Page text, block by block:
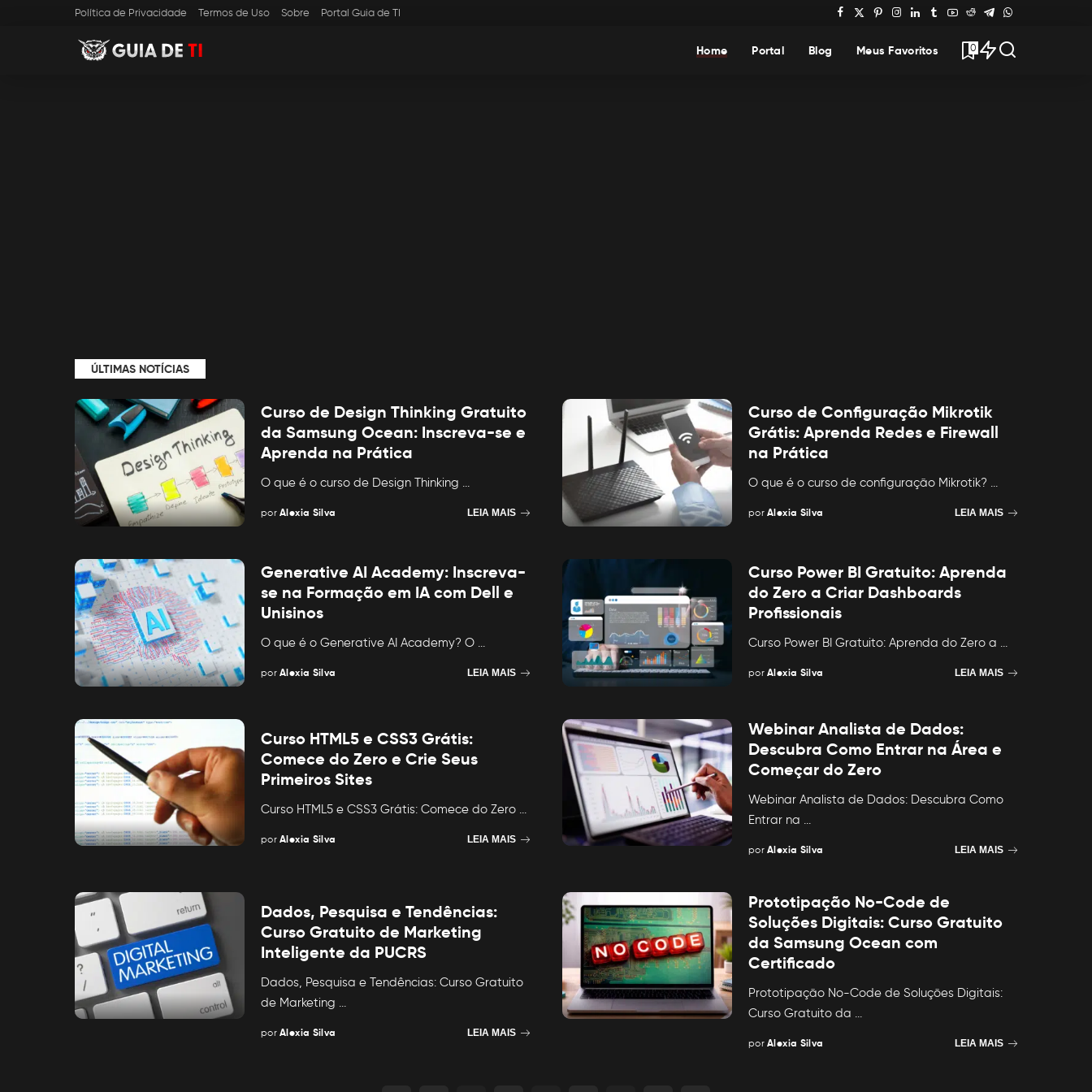
Política de Privacidade Termos de Uso Sobre Portal Guia de TI
Home Portal Blog Meus Favoritos 0
ÚLTIMAS NOTÍCIAS
Curso de Design Thinking Gratuito
da Samsung Ocean: Inscreva-se e
Aprenda na Prática
O que é o curso de Design Thinking ...
Posted
por Alexia Silva LEIA MAIS
Curso de Configuração Mikrotik
Grátis: Aprenda Redes e Firewall
na Prática
O que é o curso de configuração Mikrotik? ...
Posted
por Alexia Silva LEIA MAIS
Generative AI Academy: Inscreva-
se na Formação em IA com Dell e
Unisinos
O que é o Generative AI Academy? O ...
Posted
por Alexia Silva LEIA MAIS
Curso Power BI Gratuito: Aprenda
do Zero a Criar Dashboards
Profissionais
Curso Power BI Gratuito: Aprenda do Zero a ...
Posted
por Alexia Silva LEIA MAIS
Curso HTML5 e CSS3 Grátis:
Comece do Zero e Crie Seus
Primeiros Sites
Curso HTML5 e CSS3 Grátis: Comece do Zero ...
Posted
por Alexia Silva LEIA MAIS
Webinar Analista de Dados:
Descubra Como Entrar na Área e
Começar do Zero
Webinar Analista de Dados: Descubra Como
Entrar na
Posted
por Alexia Silva LEIA MAIS
Dados, Pesquisa e Tendências:
Curso Gratuito de Marketing
Inteligente da PUCRS
Dados, Pesquisa e Tendências: Curso Gratuito
de Marketing ...
Posted
por Alexia Silva LEIA MAIS
Prototipação No-Code de
Soluções Digitais: Curso Gratuito
da Samsung Ocean com
Certificado
Prototipação No-Code de Soluções Digitais:
Curso Gratuito da
Posted
por Alexia Silva LEIA MAIS